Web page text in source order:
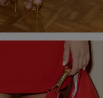
Ausschnitt
QUADRAT
U-BOOT
V-AUSSCHNITT
OHNE AUSSCHNITT
ASYMMETRISCHER
CARMEN